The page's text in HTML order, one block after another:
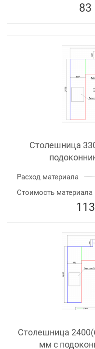
83
Столешница
Расход материала
Стоимость материала
Столешница
мм с